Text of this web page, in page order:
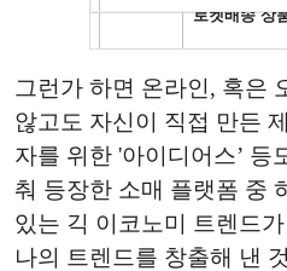
그런가 하면 온라인, 혹은
않고도 자신이 직접 만든
자를 위한 '아이디어스’ 등
춰 등장한 소매 플랫폼 중
있는 긱 이코노미 트렌드
나의 트렌드를 창출해 낸